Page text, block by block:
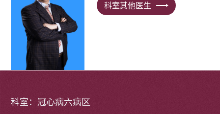
科室其他医生
科室：冠心病六病区